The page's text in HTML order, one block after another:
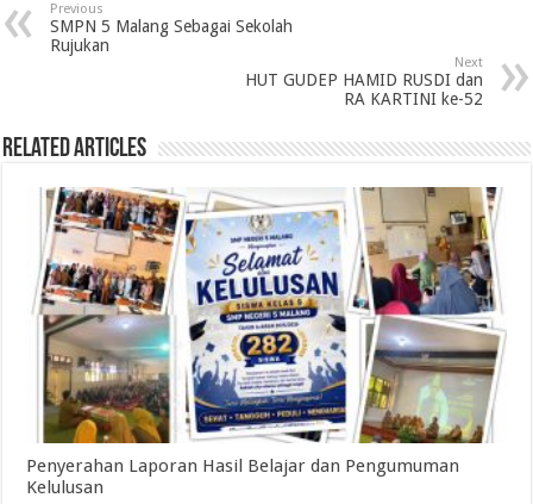
Previous
SMPN 5 Malang Sebagai Sekolah
Rujukan
Next
HUT GUDEP HAMID RUSDI dan
RA KARTINI ke-52
Related Articles
Penyerahan Laporan Hasil Belajar dan Pengumuman
Kelulusan